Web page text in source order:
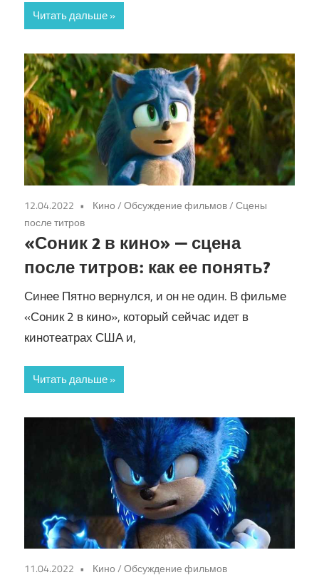
Читать дальше
12.04.2022 Кино/Обсуждение фильмов/Сцены
после титров
«Соник 2 в кино» — сцена
после титров: как ее понять?
Синее Пятно вернулся, и он не один. В фильме
«Соник 2 в кино», который сейчас идет в
кинотеатрах США и,
Читать дальше
11.04.2022 Кино/Обсуждение фильмов